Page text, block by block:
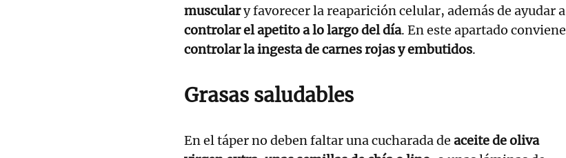
musculary favorecer la reaparición celular, además de ayudar a
controlar el apetito a lo largo del día. En este apartado conviene
controlar la ingesta de carnes rojas y embutidos.
Grasas saludables
En el táper no deben faltar una cucharada de aceite de oliva